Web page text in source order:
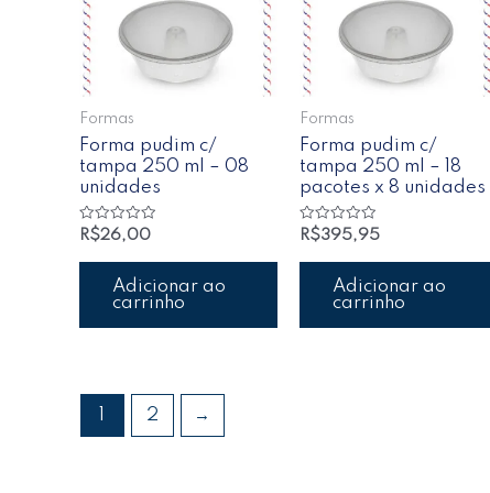
Formas
Forma pudim c/
tampa 250 ml – 08
unidades
Avaliação
de
R$26,00
Adicionar ao
carrinho
Formas
Forma pudim c/
tampa 250 ml – 18
pacotes x 8 unidades
Avaliação
de
R$395,95
Adicionar ao
carrinho
2 →